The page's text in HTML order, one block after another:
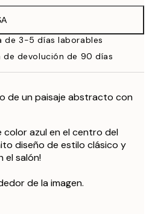
19,95 €
32,45 €
24,50 €
de 3-5 días laborables
de devolución de 90 días
de un paisaje abstracto con
azul en el centro del
diseño de estilo clásico y
el salón!
de la imagen.